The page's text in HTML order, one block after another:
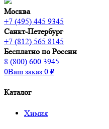
Москва
+7 (495) 445 9345
Санкт-Петербург
+7 (812) 565 8145
Бесплатно по России
8 (800) 600 3945
0Ваш заказ:0 ₽
Каталог
Химия